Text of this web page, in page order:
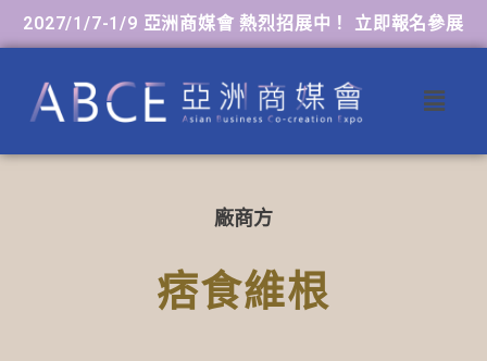
2027/1/7-1/9 亞洲商媒會 熱烈招展中！ 立即報名參展
廠商方
痞食維根